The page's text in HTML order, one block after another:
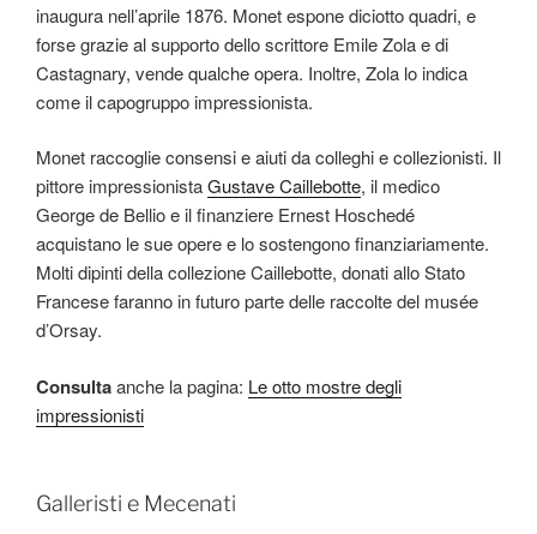
inaugura nell’aprile 1876. Monet espone diciotto quadri, e
forse grazie al supporto dello scrittore Emile Zola e di
Castagnary, vende qualche opera. Inoltre, Zola lo indica
come il capogruppo impressionista.
Monet raccoglie consensi e aiuti da colleghi e collezionisti. Il
pittore impressionistaGustave Caillebotte, il medico
George de Bellio e il finanziere Ernest Hoschedé
acquistano le sue opere e lo sostengono finanziariamente.
Molti dipinti della collezione Caillebotte, donati allo Stato
Francese faranno in futuro parte delle raccolte del musée
d’Orsay.
Consultaanche la pagina: Le otto mostre degli
impressionisti
Galleristi e Mecenati